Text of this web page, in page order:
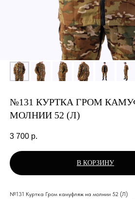
№131 КУРТКА ГРОМ
МОЛНИИ 52 (Л)
3 700 р.
В КОРЗИНУ
№131 Куртка Гром камуфляж на молнии 52 (Л)